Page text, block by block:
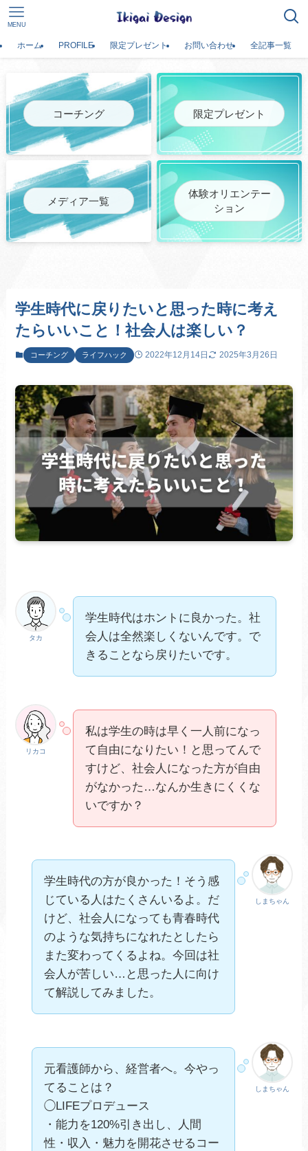
MENU
ホーム PROFILE 限定プレゼント お問い合わせ 全記事一覧
コーチング 限定プレゼント
メディア一覧
体験オリエンテー
ション
学生時代に戻りたいと思った時に考え
たらいいこと！社会人は楽しい？
コーチング ライフハック 2022年12月14日 2025年3月26日
タカ
学生時代はホントに良かった。社
会人は全然楽しくないんです。で
きることなら戻りたいです。
リカコ
私は学生の時は早く一人前になっ
て自由になりたい！と思ってんで
すけど、社会人になった方が自由
がなかった…なんか生きにくくな
いですか？
しまちゃん
学生時代の方が良かった！そう感
じている人はたくさんいるよ。だ
けど、社会人になっても青春時代
のような気持ちになれたとしたら
また変わってくるよね。今回は社
会人が苦しい…と思った人に向け
て解説してみました。
しまちゃん
元看護師から、経営者へ。今やっ
てることは？
◯LIFEプロデュース
・能力を120%引き出し、人間
性・収入・魅力を開花させるコー